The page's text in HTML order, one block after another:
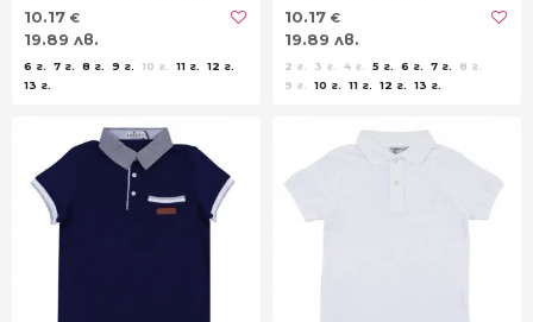
10.17 €
19.89 лв.
6 г. 7 г. 8 г. 9 г. 10 г. 11 г.
12 г.
13 г.
10.17 €
19.89 лв.
2 г. 3 г. 4 г. 5 г. 6 г. 7 г.
8 г.
9 г.
10 г. 11 г. 12 г. 13 г.